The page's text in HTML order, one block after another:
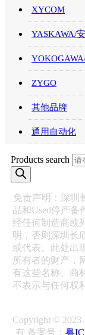
XYCOM
YASKAWA/安
ZYGO
其他品牌
通用自动化
Products search
免责声明：深圳
品和Used停产备
经任何制造商或
明，否则深圳长
或代表。此处出
所有者的财产，
有这些名称、商
不表示与任何权
Copyright ©
有 备案号： 粤